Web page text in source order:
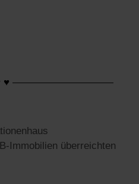
♥ ——————————
Immobilien überreichten